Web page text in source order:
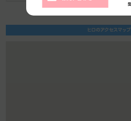
ヒロのアクセスマップ